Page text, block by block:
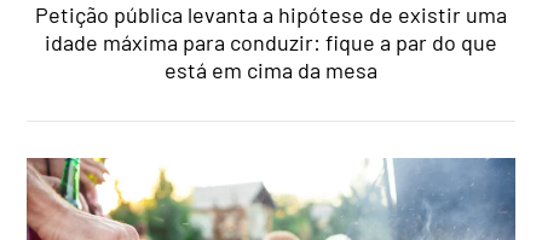
Petição pública levanta a hipótese de existir uma
idade máxima para conduzir: fique a par do que
está em cima da mesa